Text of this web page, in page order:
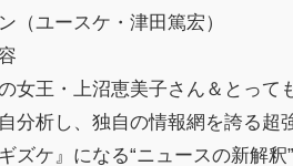
（ユースケ・津田篤宏）
女王・上沼恵美子さん＆とっ
分析し、独自の情報網を誇る
ズケ』になる“ニュースの新解釈